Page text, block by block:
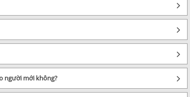
người mới không?